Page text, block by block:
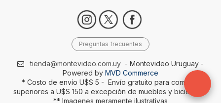
Preguntas frecuentes
tienda@montevideo.com.uy - Montevideo Uruguay -
Powered by MVD Commerce
* Costo de envío U$S 5 - Envío gratuito para compras
superiores a U$S 150 a excepción de muebles y bicicletas-
** Imagenes meramente ilustrativas